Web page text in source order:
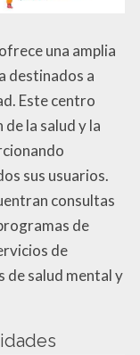
una amplia
destinados a
Este centro
la salud y la
sus usuarios.
consultas
de
de
salud mental y